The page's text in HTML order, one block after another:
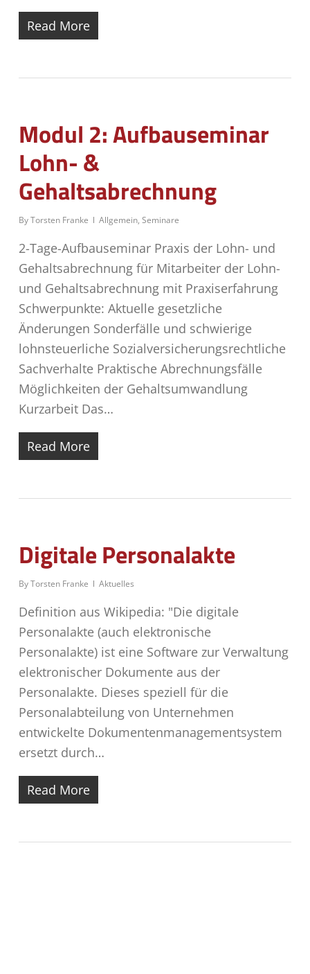
Read More
Modul 2: Aufbauseminar
Lohn- &
Gehaltsabrechnung
ByTorsten Franke Allgemein, Seminare
2-Tage-Aufbauseminar Praxis der Lohn- und
Gehaltsabrechnung für Mitarbeiter der Lohn-
und Gehaltsabrechnung mit Praxiserfahrung
Schwerpunkte: Aktuelle gesetzliche
Änderungen Sonderfälle und schwierige
lohnsteuerliche Sozialversicherungsrechtliche
Sachverhalte Praktische Abrechnungsfälle
Möglichkeiten der Gehaltsumwandlung
Kurzarbeit Das…
Read More
Digitale Personalakte
ByTorsten Franke Aktuelles
Definition aus Wikipedia: "Die digitale
Personalakte (auch elektronische
Personalakte) ist eine Software zur Verwaltung
elektronischer Dokumente aus der
Personalakte. Dieses speziell für die
Personalabteilung von Unternehmen
entwickelte Dokumentenmanagementsystem
ersetzt durch…
Read More